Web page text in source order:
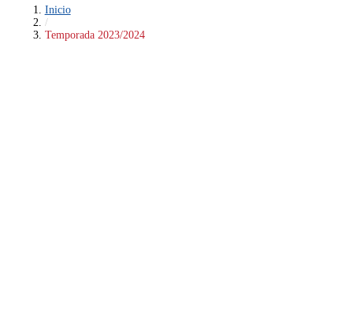
Inicio
/
Temporada 2023/2024